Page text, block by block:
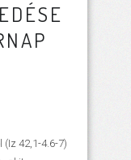
(Iz 42,1-4.6-7)